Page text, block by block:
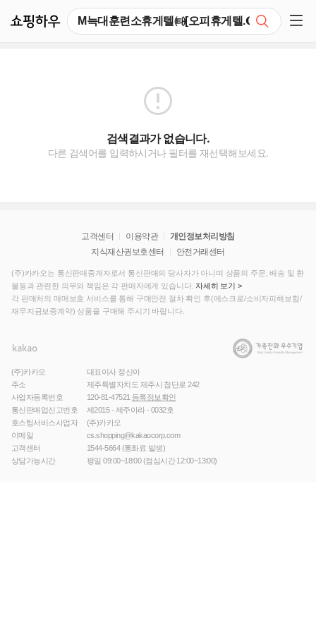
검색결과가 없습니다.
다른 검색어를 입력하시거나 필터를 재선택해보세요.
고객센터 이용약관
개인정보처리방침
지식재산권보호센터
안전거래센터
(주)카카오는 통신판매중개자로서 통신판매의 당사자가 아니며 상품의 주문, 배송 및 환
불등과 관련한 의무와 책임은 각 판매자에게 있습니다. 자세히 보기 >
각 판매처의 매매보호 서비스를 통해 구매안전 절차 확인 후(에스크로/소비자피해보험/
재무지금보증계약) 상품을 구매해 주시기 바랍니다.
(주)카카오
대표이사 정신아
주소
제주특별자치도 제주시 첨단로 242
사업자등록번호
120-81-47521 등록정보확인
통신판매업신고번호
제2015 - 제주아라 - 0032호
호스팅서비스사업자
(주)카카오
이메일
cs.shopping@kakaocorp.com
고객센터
1544-5664(통화료 발생)
상담가능시간
평일 09:00~18:00 (점심시간 12:00~13:00)